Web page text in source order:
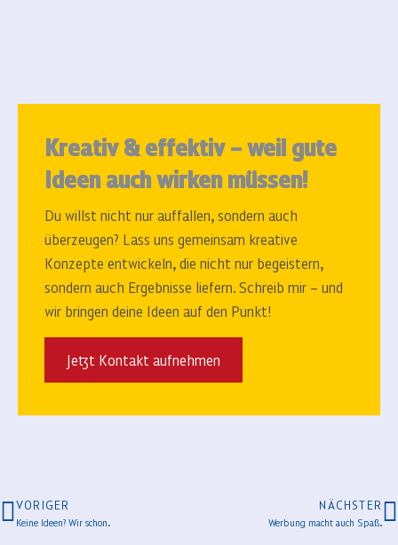
Kreativ & effektiv – weil gute
Ideen auch wirken müssen!
Du willst nicht nur auffallen, sondern auch
überzeugen? Lass uns gemeinsam kreative
Konzepte entwickeln, die nicht nur begeistern,
sondern auch Ergebnisse liefern.Schreib mir – und
wir bringen deine Ideen auf den Punkt!
Jetzt Kontakt aufnehmen
VORIGER
Keine Ideen? Wir schon.
NÄCHSTER
Werbung macht auch Spaß.